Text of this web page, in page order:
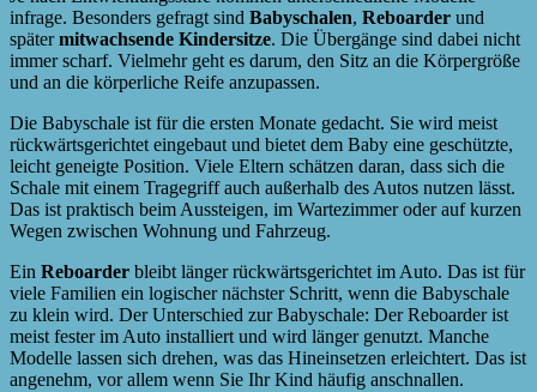
infrage. Besonders gefragt sind Babyschalen, Reboarder und
spätermitwachsende Kindersitze. Die Übergänge sind dabei nicht
immer scharf. Vielmehr geht es darum, den Sitz an die Körpergröße
und an die körperliche Reife anzupassen.
Die Babyschale ist für die ersten Monate gedacht. Sie wird meist
rückwärtsgerichtet eingebaut und bietet dem Baby eine geschützte,
leicht geneigte Position. Viele Eltern schätzen daran, dass sich die
Schale mit einem Tragegriff auch außerhalb des Autos nutzen lässt.
Das ist praktisch beim Aussteigen, im Wartezimmer oder auf kurzen
Wegen zwischen Wohnung und Fahrzeug.
Ein Reboarder bleibt länger rückwärtsgerichtet im Auto. Das ist für
viele Familien ein logischer nächster Schritt, wenn die Babyschale
zu klein wird. Der Unterschied zur Babyschale: Der Reboarder ist
meist fester im Auto installiert und wird länger genutzt. Manche
Modelle lassen sich drehen, was das Hineinsetzen erleichtert. Das ist
angenehm, vor allem wenn Sie Ihr Kind häufig anschnallen.